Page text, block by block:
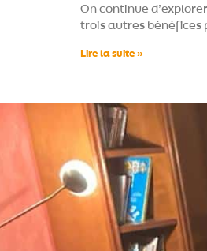
On continue
trois autres bénéfices
Lire la suite »